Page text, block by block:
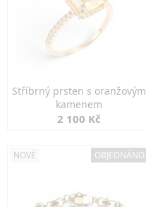
Stříbrný prsten s oranžovým
kamenem
2 100 Kč
NOVÉ OBJEDNÁNO